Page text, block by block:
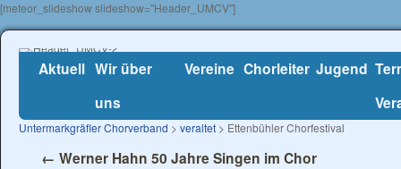
[meteor_slideshow slideshow="Header_UMCV"]
Aktuell Wir über
uns
Vereine Chorleiter Jugend
Untermarkgräfler Chorverband > veraltet > Ettenbühler Chorfestival
← Werner Hahn 50 Jahre Singen im Chor